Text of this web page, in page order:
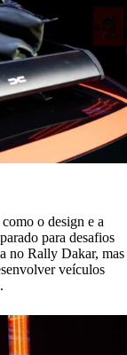
o design e a
para desafios
no Rally Dakar, mas
veículos